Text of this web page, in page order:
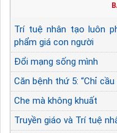
Trí tuệ nhân tạo luôn
phẩm giá con người
Đổi mạng sống mình
Căn bệnh thứ 5: “Chỉ cầu
Che mà không khuất
Truyền giáo và Trí tuệ